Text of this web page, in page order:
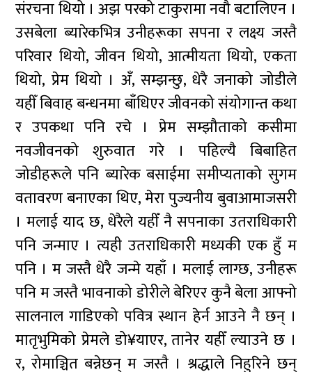
संरचना थियो । अझ परको टाकुरामा नवौ बटालिएन ।
उसबेला ब्यारेकभित्र उनीहरूका सपना र लक्ष्य जस्तै
परिवार थियो, जीवन थियो, आत्मीयता थियो, एकता
थियो, प्रेम थियो । अँ, सम्झन्छु, धेरै जनाको जोडीले
यहीँ बिवाह बन्धनमा बाँधिएर जीवनको संयोगान्त कथा
र उपकथा पनि रचे । प्रेम सम्झौताको कसीमा
नवजीवनको शुरुवात गरे । पहिल्यै बिबाहित
जोडीहरूले पनि ब्यारेक बसाईमा समीप्यताको सुगम
वतावरण बनाएका थिए, मेरा पुज्यनीय बुवाआमाजसरी
। मलाई याद छ, धेरैले यहीँ नै सपनाका उतराधिकारी
पनि जन्माए । त्यही उतराधिकारी मध्यकी एक हुँ म
पनि । म जस्तै धेरै जन्मे यहाँ । मलाई लाग्छ, उनीहरू
पनि म जस्तै भावनाको डोरीले बेरिएर कुनै बेला आफ्नो
सालनाल गाडिएको पवित्र स्थान हेर्न आउने नै छन् ।
मातृभुमिको प्रेमले डो¥याएर, तानेर यहीँ ल्याउने छ ।
र, रोमाञ्चित बन्नेछन् म जस्तै । श्रद्धाले निहुरिने छन्